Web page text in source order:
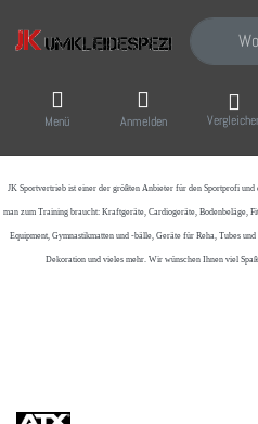
Geben
Menü Anmelden
JK Sportvertrieb ist einer der größten Anbieter für den Sportprofi und
man zum Training braucht: Kraftgeräte, Cardiogeräte, Bodenbeläge,
Equipment, Gymnastikmatten und -bälle, Geräte für Reha, Tubes
Dekoration und vieles mehr. Wir wünschen Ihnen viel